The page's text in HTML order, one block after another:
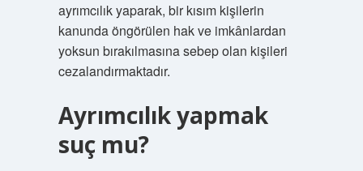
ayrımcılık yaparak, bir kısım kişilerin
kanunda öngörülen hak ve imkânlardan
yoksun bırakılmasına sebep olan kişileri
cezalandırmaktadır.
Ayrımcılık yapmak
suç mu?